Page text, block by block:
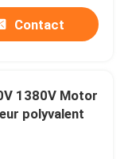
Contact
1380V Motor
polyvalent